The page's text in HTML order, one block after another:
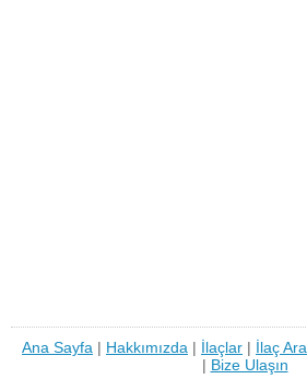
Ana Sayfa | Hakkımızda | İlaçlar | İlaç Ara
| Bize Ulaşın